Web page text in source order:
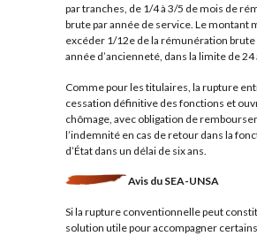
par tranches, de 1/4 à 3/5 de mois de
brute par année de service. Le montant
excéder 1/12e de la rémunération brute
année d’ancienneté, dans la limite de 24
Comme pour les titulaires, la rupture
cessation définitive des fonctions et
chômage, avec obligation de
l’indemnité en cas de retour dans la
d’État dans un délai de six ans.
Avis du SEA-UNSA
Si la rupture conventionnelle peut
solution utile pour accompagner